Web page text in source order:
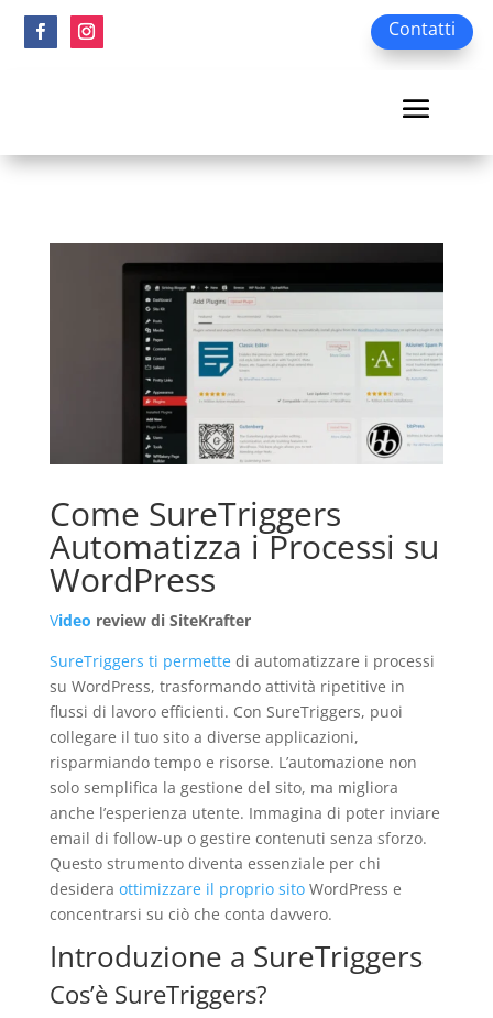
Contatti
Come SureTriggers
Automatizza i Processi su
WordPress
Video review di SiteKrafter
SureTriggers ti permettedi automatizzare i processi
su WordPress, trasformando attività ripetitive in
flussi di lavoro efficienti. Con SureTriggers, puoi
collegare il tuo sito a diverse applicazioni,
risparmiando tempo e risorse. L’automazione non
solo semplifica la gestione del sito, ma migliora
anche l’esperienza utente. Immagina di poter inviare
email di follow-up o gestire contenuti senza sforzo.
Questo strumento diventa essenziale per chi
desidera ottimizzare il proprio sitoWordPress e
concentrarsi su ciò che conta davvero.
Introduzione a SureTriggers
Cos’è SureTriggers?